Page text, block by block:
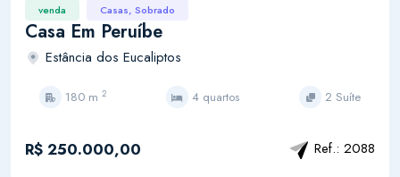
venda Casas, Sobrado
Casa Em Peruíbe
Estância dos Eucaliptos
180 m 2 4 quartos 2 Suíte
R$ 250.000,00 Ref.: 2088